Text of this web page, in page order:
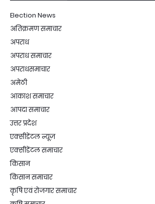
Election News
अतिक्रमण समाचार
अपराध
अपराध समाचार
अपराधसमाचार
अमेठी
आकाश समाचार
आपदा समाचार
उत्तर प्रदेश
एक्सीडेंटल न्यूज़
एक्सीडेंटल समाचार
किसान
किसान समाचार
कृषि एवं रोजगार समाचार